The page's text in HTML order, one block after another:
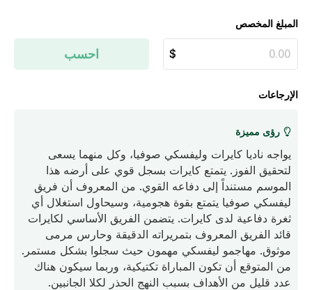
المبلغ المخصص
احسب
الإرجاعات
رؤى مميزة
يواجه ناديا كايرات وليفسكي صوفيا، وكل منهما يسعى
لتحقيق الفوز. يتمتع كايرات بسجل قوي على أرضه هذا
الموسم مستنداً إلى دفاعه القوي. من المعروف أن فريق
ليفسكي صوفيا يتمتع بقوة هجومية، وسيحاول استغلال أي
ثغرة دفاعية لدى كايرات. يتضمن الفريق الأساسي لكايرات
قائد الفريق المعروف بتمريراته الدقيقة وحارس مرمى
موثوق. مهاجمو ليفسكي مهمون حيث سجلوا بشكل مستمر.
من المتوقع أن تكون المباراة تكتيكية، وربما سيكون هناك
عدد قليل من الأهداف بسبب النهج الحذر لكلا الجانبين.